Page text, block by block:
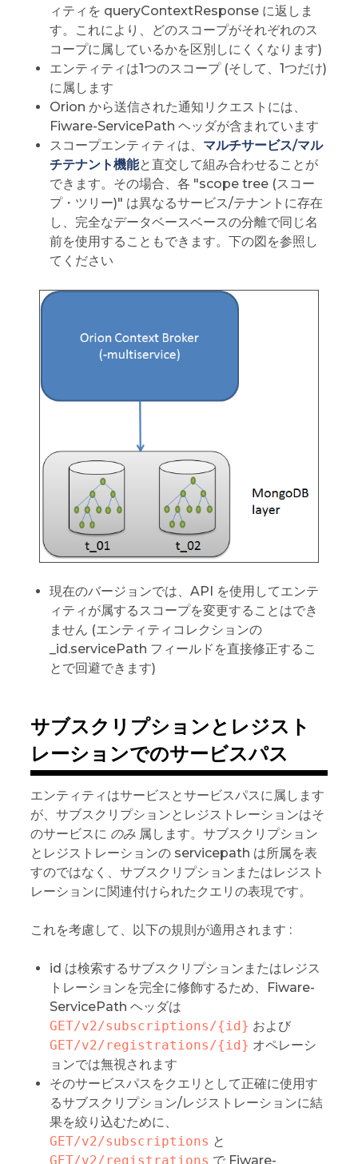
ィティを queryContextResponse に返しま
す。これにより、どのスコープがそれぞれのス
コープに属しているかを区別しにくくなります)
エンティティは1つのスコープ (そして、1つだけ)
に属します
Orion から送信された通知リクエストには、
Fiware-ServicePath ヘッダが含まれています
スコープエンティティは、 マルチサービス/マル
チテナント機能と直交して組み合わせることが
できます。その場合、各 "scope tree (スコー
プ・ツリー)" は異なるサービス/テナントに存在
し、完全なデータベースベースの分離で同じ名
前を使用することもできます。下の図を参照し
てください
現在のバージョンでは、API を使用してエンテ
ィティが属するスコープを変更することはでき
ません (エンティティコレクションの
_id.servicePath フィールドを直接修正するこ
とで回避できます)
サブスクリプションとレジスト
レーションでのサービスパス
エンティティはサービスとサービスパスに属します
が、サブスクリプションとレジストレーションはそ
のサービスに のみ属します。サブスクリプション
とレジストレーションの servicepath は所属を表
すのではなく、サブスクリプションまたはレジスト
レーションに関連付けられたクエリの表現です。
これを考慮して、以下の規則が適用されます :
id は検索するサブスクリプションまたはレジス
トレーションを完全に修飾するため、Fiware-
ServicePath ヘッダは
GET/v2/subscriptions/{id} および
GET/v2/registrations/{id} オペレーシ
ョンでは無視されます
そのサービスパスをクエリとして正確に使用す
るサブスクリプション/レジストレーションに結
果を絞り込むために、
GET/v2/subscriptions と
GET/v2/registrations で Fiware-